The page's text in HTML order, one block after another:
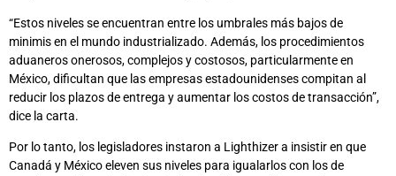
“Estos niveles se encuentran entre los umbrales más bajos de
minimis en el mundo industrializado. Además, los procedimientos
aduaneros onerosos, complejos y costosos, particularmente en
México, dificultan que las empresas estadounidenses compitan al
reducir los plazos de entrega y aumentar los costos de transacción”,
dice la carta.
Por lo tanto, los legisladores instaron a Lighthizer a insistir en que
Canadá y México eleven sus niveles para igualarlos con los de